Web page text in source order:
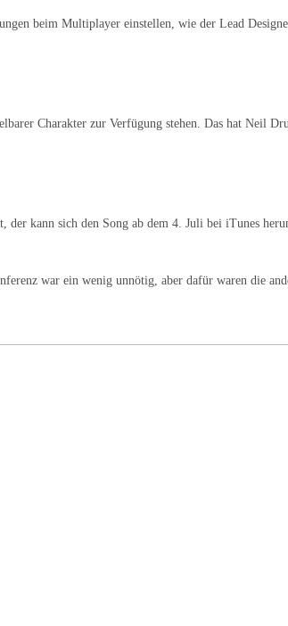
beim Multiplayer einstellen, wie der Lead
Charakter zur Verfügung stehen. Das hat Neil
kann sich den Song ab dem 4. Juli bei iTunes
war ein wenig unnötig, aber dafür waren die